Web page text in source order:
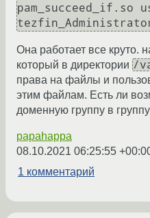
pam_succeed_if.so
Она работает все круто.
который в директории /
права на файлы и
этим файлам. Есть ли
доменную группу в
papahappa
08.10.2021 06:25:55
1 комментарий